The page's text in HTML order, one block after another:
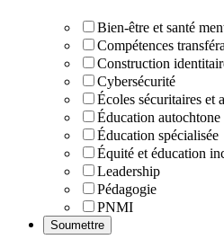
Bien-être et santé
Compétences
Construction
Cybersécurité
Écoles sécuritaires et
Éducation autochtone
Éducation spécialisée
Équité et éducation
Leadership
Pédagogie
PNMI